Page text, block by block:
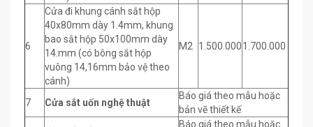
6
Cửa đi khung cánh sắt hộp
40x80mm dày 1.4mm, khung
bao sắt hộp 50x100mm dày
14.mm (có bông sắt hộp
vuông 14,16mm bảo vệ theo
cánh)
M2 1.500.0001.700.000
7 Cửa sắt uốn nghệ thuật
Báo giá theo mẫu hoặc
bản vẽ thiết kế
Báo giá theo mẫu hoặc